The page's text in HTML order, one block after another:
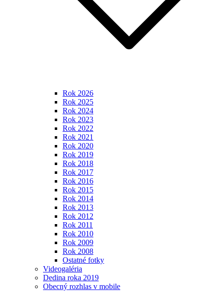
Rok 2026
Rok 2025
Rok 2024
Rok 2023
Rok 2022
Rok 2021
Rok 2020
Rok 2019
Rok 2018
Rok 2017
Rok 2016
Rok 2015
Rok 2014
Rok 2013
Rok 2012
Rok 2011
Rok 2010
Rok 2009
Rok 2008
Ostatné fotky
Videogaléria
Dedina roka 2019
Obecný rozhlas v mobile